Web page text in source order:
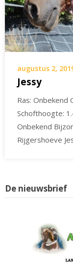
augustus 2,
Jessy
Ras: Onbekend
Schofthoogte:
Onbekend
Rijgershoeve
De nieuwsbrief